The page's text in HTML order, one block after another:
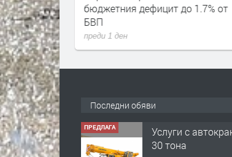
бюджетния дефицит до 1.7% от
БВП
преди 1 ден
Последни обяви
ПРЕДЛАГА
Услуги с
30 тона